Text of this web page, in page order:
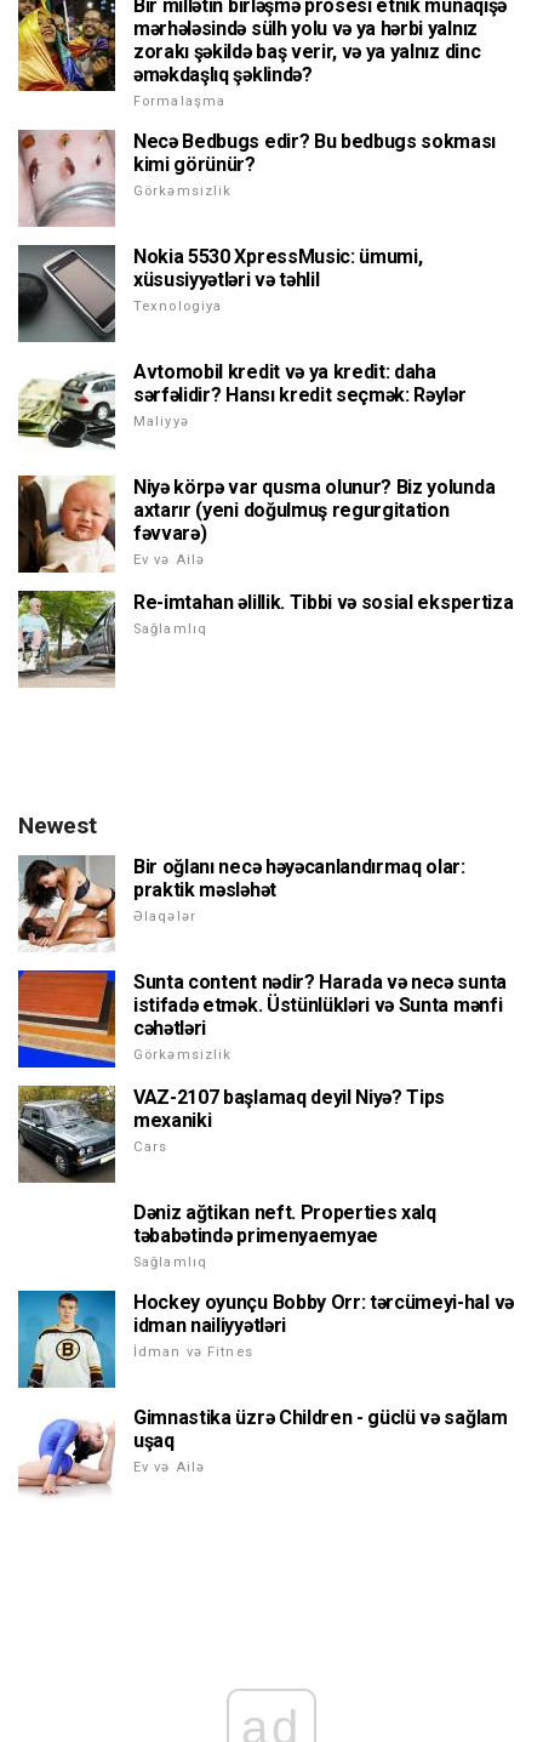
Bir millətin birləşmə prosesi etnik münaqişə
mərhələsində sülh yolu və ya hərbi yalnız
zorakı şəkildə baş verir, və ya yalnız dinc
əməkdaşlıq şəklində?
Formalaşma
Necə Bedbugs edir? Bu bedbugs sokması
kimi görünür?
Görkəmsizlik
Nokia 5530 XpressMusic: ümumi,
xüsusiyyətləri və təhlil
Texnologiya
Avtomobil kredit və ya kredit: daha
sərfəlidir? Hansı kredit seçmək: Rəylər
Maliyyə
Niyə körpə var qusma olunur? Biz yolunda
axtarır (yeni doğulmuş regurgitation
fəvvarə)
Ev və Ailə
Re-imtahan əlillik. Tibbi və sosial ekspertiza
Sağlamlıq
Newest
Bir oğlanı necə həyəcanlandırmaq olar:
praktik məsləhət
Əlaqələr
Sunta content nədir? Harada və necə sunta
istifadə etmək. Üstünlükləri və Sunta mənfi
cəhətləri
Görkəmsizlik
VAZ-2107 başlamaq deyil Niyə? Tips
mexaniki
Cars
Dəniz ağtikan neft. Properties xalq
təbabətində primenyaemyae
Sağlamlıq
Hockey oyunçu Bobby Orr: tərcümeyi-hal və
idman nailiyyətləri
İdman və Fitnes
Gimnastika üzrə Children - güclü və sağlam
uşaq
Ev və Ailə
ad